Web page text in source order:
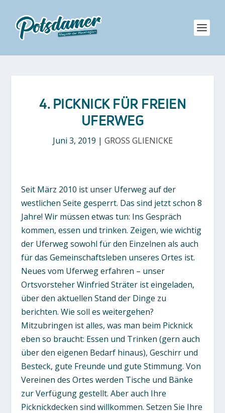
4. PICKNICK FÜR FREIEN
UFERWEG
Juni 3, 2019 | GROSS GLIENICKE
Seit März 2010 ist unser Uferweg auf der
westlichen Seite gesperrt. Das sind jetzt schon 8
Jahre! Wir müssen etwas tun: Ins Gespräch
kommen, essen und trinken. Zeigen, wie wichtig
der Uferweg sowohl für den Einzelnen als auch
für das Gemeinschaftsleben unseres Ortes ist.
Neues vom Uferweg erfahren – unser
Ortsvorsteher Winfried Sträter ist eingeladen,
über den aktuellen Stand der Dinge zu
berichten. Wie soll es weitergehen?
Mitzubringen ist alles, was man beim Picknick
eben so braucht: Essen und Trinken (gern auch
über den eigenen Bedarf hinaus), Geschirr und
Besteck, gute Freunde und gute Stimmung. Von
Vereinen des Ortes werden Tische und Bänke
zur Verfügung gestellt. Aber auch Ihre
Picknickdecken sind willkommen. Setzen Sie Ihre